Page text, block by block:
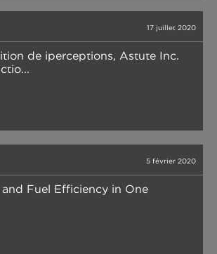
17 juillet 2020
de iperceptions, Astute Inc.
5 février 2020
and Fuel Efficiency in One